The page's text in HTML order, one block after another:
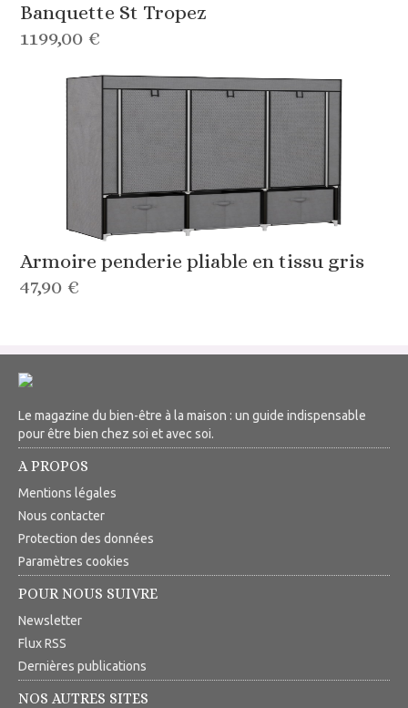
Banquette St Tropez
1199,00 €
Armoire penderie pliable en tissu gris
47,90 €
Le magazine du bien-être à la maison : un guide indispensable
pour être bien chez soi et avec soi.
A PROPOS
Mentions légales
Nous contacter
Protection des données
Paramètres cookies
POUR NOUS SUIVRE
Newsletter
Flux RSS
Dernières publications
NOS AUTRES SITES